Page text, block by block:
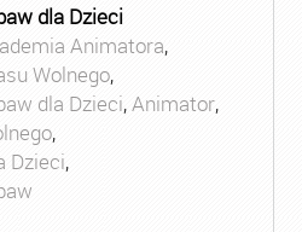
dla Dzieci
Animatora,
Wolnego,
dla Dzieci,Animator,
,
Dzieci,